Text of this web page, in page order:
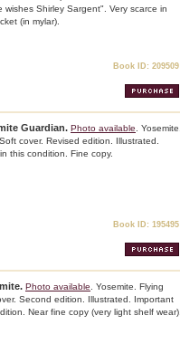
Shirley Sargent". Very scarce in
(in mylar).
Book ID: 209509
Guardian. Photo available . Yosemite.
cover. Revised edition. Illustrated.
this condition. Fine copy.
Book ID: 195495
Photo available . Yosemite. Flying
Second edition. Illustrated. Important
Near fine copy (very light shelf wear).